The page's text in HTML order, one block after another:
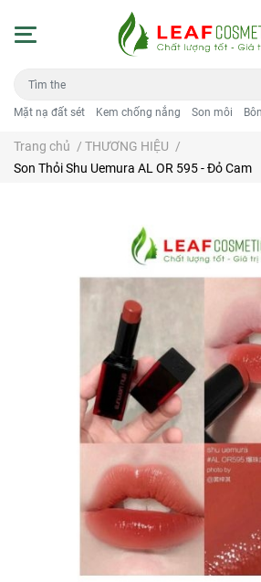
Mặt nạ đất sét Kem chống nắng Son môi
Trang chủ / THƯƠNG HIỆU /
Son Thỏi Shu Uemura AL OR 595 - Đỏ Cam